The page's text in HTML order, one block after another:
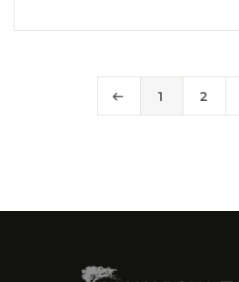
of Makarska where is best […]
1 2